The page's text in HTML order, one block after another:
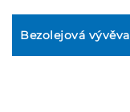
Bezolejová